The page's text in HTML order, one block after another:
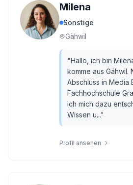
Milena
Sonstige
Gähwil
"Hallo, ich bin
komme aus Gähwil.
Abschluss in Media
Fachhochschule
ich mich dazu
Wissen u..."
Profil ansehen